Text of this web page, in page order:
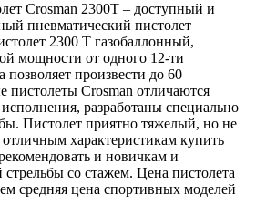
Crosman 2300T – доступный и
пневматический пистолет
2300 T газобаллонный,
мощности от одного 12-ти
позволяет произвести до 60
пистолеты Crosman отличаются
разработаны специально
Пистолет приятно тяжелый, но не
характеристикам купить
и новичкам и
со стажем. Цена пистолета
средняя цена спортивных моделей